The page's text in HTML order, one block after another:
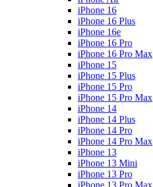
iPhone 16
iPhone 16 Plus
iPhone 16e
iPhone 16 Pro
iPhone 16 Pro Max
iPhone 15
iPhone 15 Plus
iPhone 15 Pro
iPhone 15 Pro Max
iPhone 14
iPhone 14 Plus
iPhone 14 Pro
iPhone 14 Pro Max
iPhone 13
iPhone 13 Mini
iPhone 13 Pro
iPhone 13 Pro Max